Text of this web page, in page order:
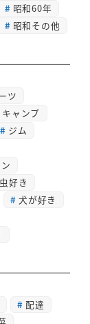
昭和60年
昭和その他
ツ
キャンプ
ジム
好き
犬が好き
配達